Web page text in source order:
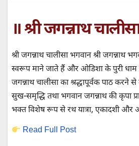
॥ श्री जगन्नाथ
श्री जगन्नाथ चालीसा भगवान श्री जगन्नाथ
स्वरूप माने जाते हैं और ओडिशा के पुरी धाम में
जगन्नाथ चालीसा का श्रद्धापूर्वक पाठ करने
सुख-समृद्धि तथा भगवान जगन्नाथ की कृपा
भक्त विशेष रूप से रथ यात्रा, एकादशी और
Read Full Post